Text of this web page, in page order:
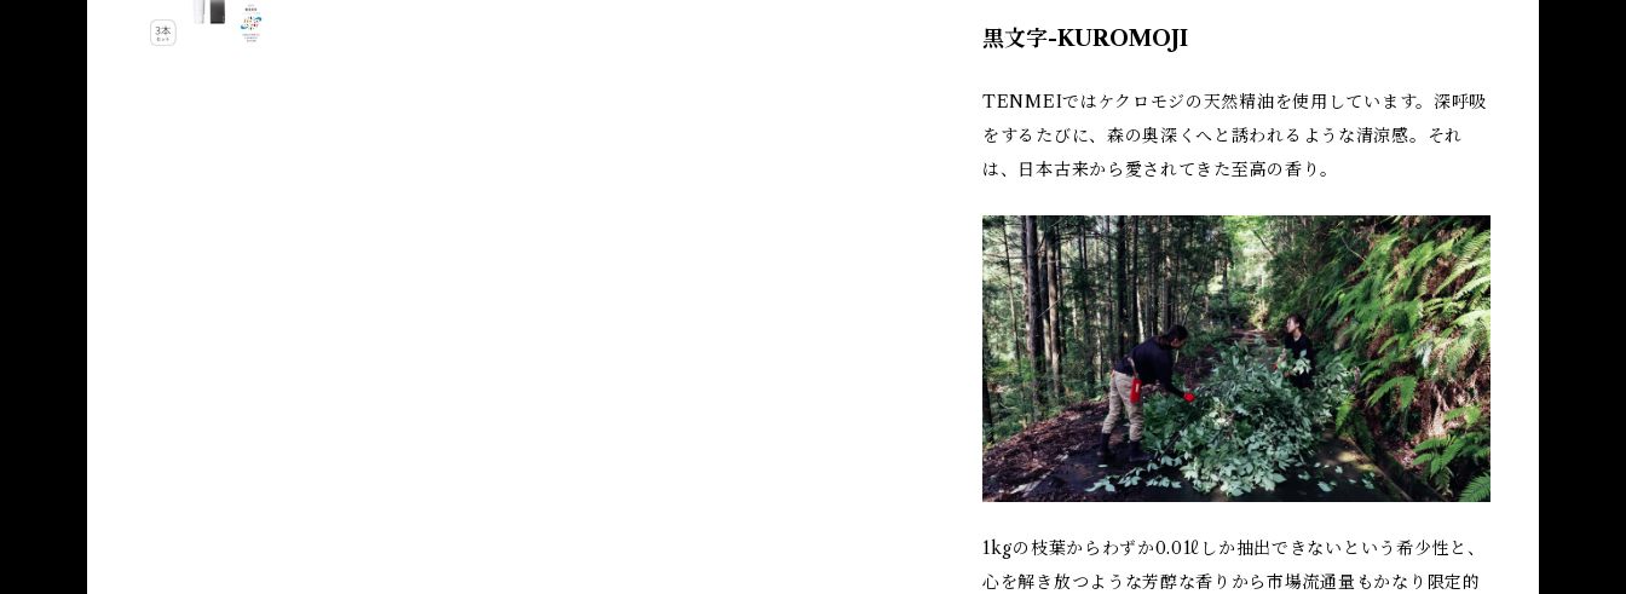
黒文字-KUROMOJI
TENMEIではケクロモジの天然精油を使用しています。深呼吸
をするたびに、森の奥深くへと誘われるような清涼感。それ
は、日本古来から愛されてきた至高の香り。
1kgの枝葉からわずか0.01ℓしか抽出できないという希少性と、
心を解き放つような芳醇な香りから市場流通量もかなり限定的